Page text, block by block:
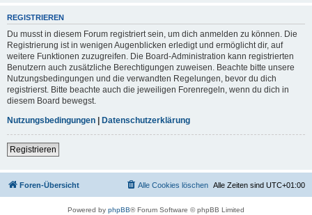
REGISTRIEREN
Du musst in diesem Forum registriert sein, um dich anmelden zu können. Die
Registrierung ist in wenigen Augenblicken erledigt und ermöglicht dir, auf
weitere Funktionen zuzugreifen. Die Board-Administration kann registrierten
Benutzern auch zusätzliche Berechtigungen zuweisen. Beachte bitte unsere
Nutzungsbedingungen und die verwandten Regelungen, bevor du dich
registrierst. Bitte beachte auch die jeweiligen Forenregeln, wenn du dich in
diesem Board bewegst.
Nutzungsbedingungen | Datenschutzerklärung
Registrieren
Foren-Übersicht Alle Zeiten sind UTC+01:00
Alle Cookies löschen
Powered by phpBB® Forum Software © phpBB Limited